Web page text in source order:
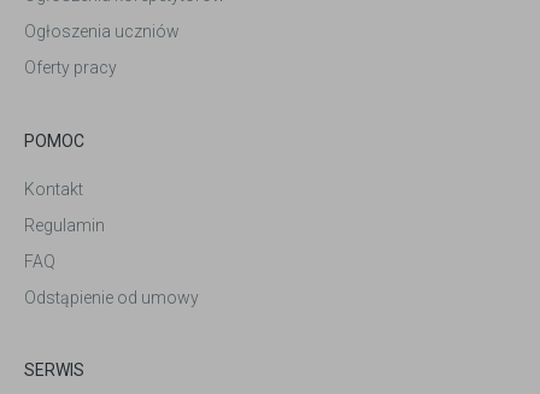
Ogłoszenia uczniów
Oferty pracy
POMOC
Kontakt
Regulamin
FAQ
Odstąpienie od umowy
SERWIS